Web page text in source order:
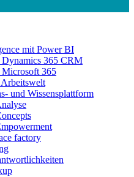
mit Power BI
365 CRM
365
und Wissensplattform
factory